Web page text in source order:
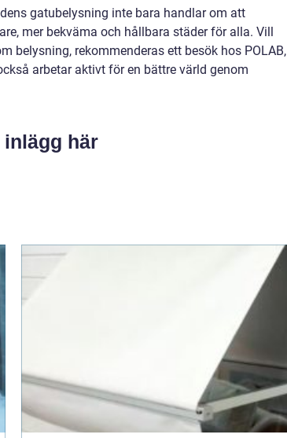
gatubelysning inte bara handlar om att
mer bekväma och hållbara städer för alla. Vill
belysning, rekommenderas ett besök hos POLAB,
arbetar aktivt för en bättre värld genom
här